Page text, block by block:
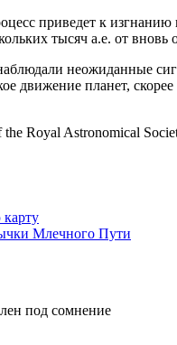
приведет к
тысяч а.е. от вновь
неожиданные
движение планет,
Royal Astronomical
Млечного Пути